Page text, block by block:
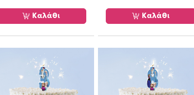
8
τ
/
1
5
c
Καλάθι Καλάθι